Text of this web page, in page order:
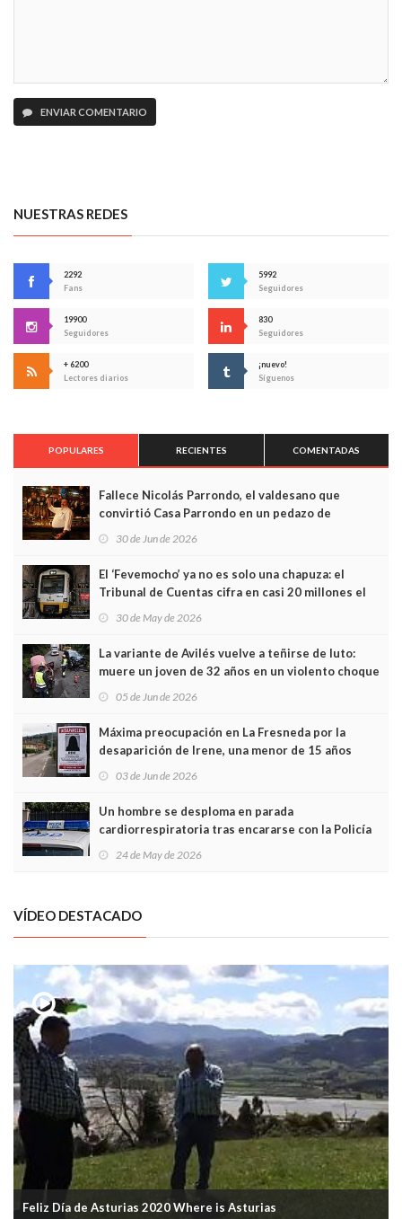
ENVIAR COMENTARIO
NUESTRAS REDES
2292
Fans
5992
Seguidores
19900
Seguidores
830
Seguidores
+ 6200
Lectores diarios
¡nuevo!
Síguenos
POPULARES RECIENTES COMENTADAS
Fallece Nicolás Parrondo, el valdesano que
convirtió Casa Parrondo en un pedazo de
Asturias en Madrid
30 de Jun de 2026
El ‘Fevemocho’ ya no es solo una chapuza: el
Tribunal de Cuentas cifra en casi 20 millones el
sobrecoste de los trenes que no cabían por los
30 de May de 2026
La variante de Avilés vuelve a teñirse de luto:
muere un joven de 32 años en un violento choque
frontal
05 de Jun de 2026
Máxima preocupación en La Fresneda por la
desaparición de Irene, una menor de 15 años
03 de Jun de 2026
Un hombre se desploma en parada
cardiorrespiratoria tras encararse con la Policía
Local en Luanco
24 de May de 2026
VÍDEO DESTACADO
Feliz Día de Asturias 2020 Where is Asturias